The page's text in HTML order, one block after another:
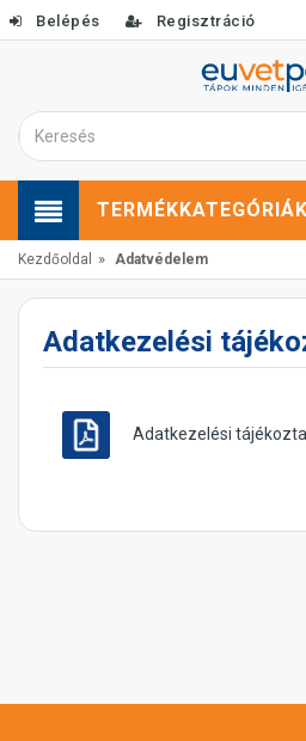
Belépés Regisztráció
TERMÉKKATEGÓRIÁK
Kezdőoldal » Adatvédelem
Adatkezelési
Adatkezelési